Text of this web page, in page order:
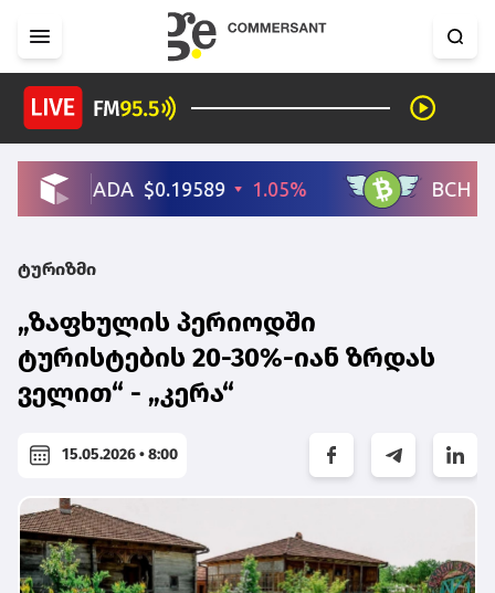
ტურიზმი
„ზაფხულის პერიოდში
ტურისტების 20-30%-იან ზრდას
ველით“ - „კერა“
15.05.2026 • 8:00